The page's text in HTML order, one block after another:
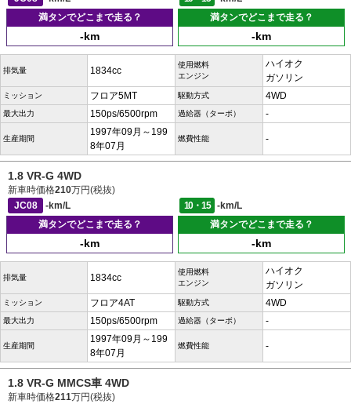
満タンでどこまで走る？
-km
満タンでどこまで走る？
-km
排気量 1834cc
使用燃料
エンジン
ハイオク
ガソリン
ミッション フロア5MT 駆動方式 4WD
最大出力 150ps/6500rpm 過給器（ターボ） -
生産期間
1997年09月～199
8年07月
燃費性能 -
1.8 VR-G 4WD
新車時価格210万円(税抜)
JC08
-km/L 10・15
-km/L
満タンでどこまで走る？
-km
満タンでどこまで走る？
-km
排気量 1834cc
使用燃料
エンジン
ハイオク
ガソリン
ミッション フロア4AT 駆動方式 4WD
最大出力 150ps/6500rpm 過給器（ターボ） -
生産期間
1997年09月～199
8年07月
燃費性能 -
1.8 VR-G MMCS車 4WD
新車時価格211万円(税抜)